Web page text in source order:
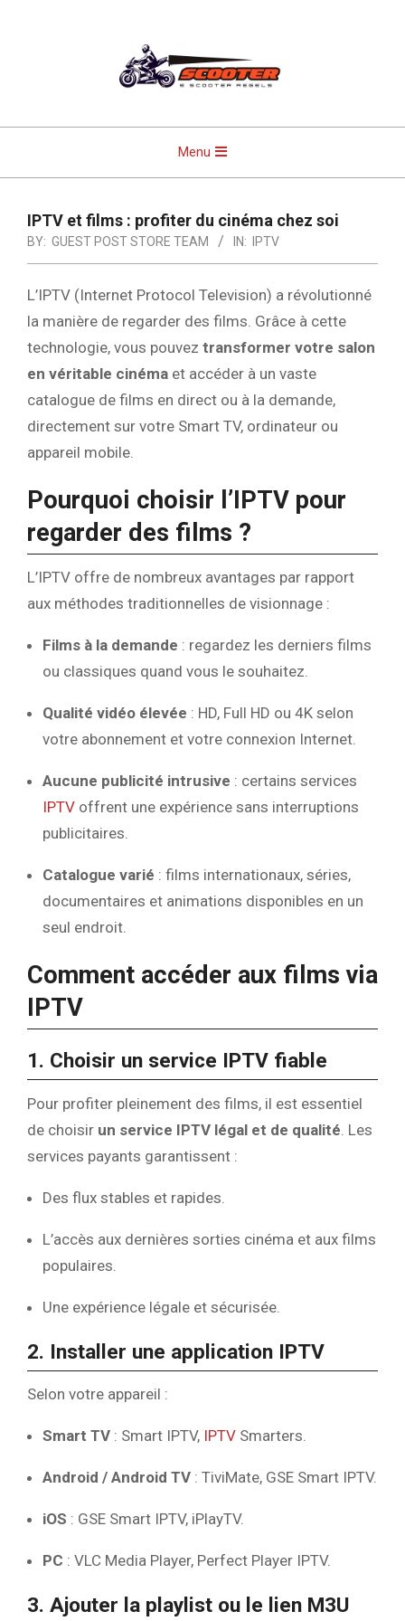
Menu
IPTV et films : profiter du cinéma chez soi
BY: GUEST POST STORE TEAM IN: IPTV
L’IPTV (Internet Protocol Television) a révolutionné
la manière de regarder des films. Grâce à cette
technologie, vous pouvez transformer votre salon
en véritable cinéma et accéder à un vaste
catalogue de films en direct ou à la demande,
directement sur votre Smart TV, ordinateur ou
appareil mobile.
Pourquoi choisir l’IPTV pour
regarder des films ?
L’IPTV offre de nombreux avantages par rapport
aux méthodes traditionnelles de visionnage :
Films à la demande : regardez les derniers films
ou classiques quand vous le souhaitez.
Qualité vidéo élevée : HD, Full HD ou 4K selon
votre abonnement et votre connexion Internet.
Aucune publicité intrusive : certains services
IPTV offrent une expérience sans interruptions
publicitaires.
Catalogue varié : films internationaux, séries,
documentaires et animations disponibles en un
seul endroit.
Comment accéder aux films via
IPTV
1. Choisir un service IPTV fiable
Pour profiter pleinement des films, il est essentiel
de choisir un service IPTV légal et de qualité . Les
services payants garantissent :
Des flux stables et rapides.
L’accès aux dernières sorties cinéma et aux films
populaires.
Une expérience légale et sécurisée.
2. Installer une application IPTV
Selon votre appareil :
Smart TV : Smart IPTV, IPTV Smarters.
Android / Android TV : TiviMate, GSE Smart IPTV.
iOS : GSE Smart IPTV, iPlayTV.
PC : VLC Media Player, Perfect Player IPTV.
3. Ajouter la playlist ou le lien M3U